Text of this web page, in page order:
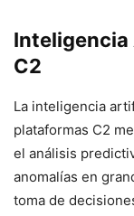
C2
La inteligencia
plataformas C2
el análisis
anomalías en
toma de